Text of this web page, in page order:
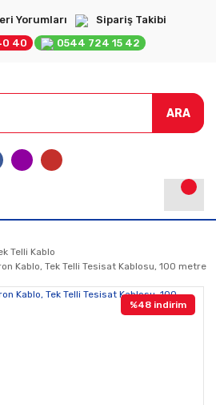
Yorumları
Sipariş Takibi
40
0544 724 15 42
ARA
Telli Kablo
Kablo, Tek Telli Tesisat Kablosu, 100 metre
%48 indirim